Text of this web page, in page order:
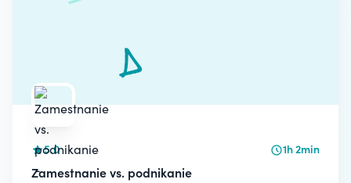
5.0 1h 2min
Zamestnanie vs. podnikanie